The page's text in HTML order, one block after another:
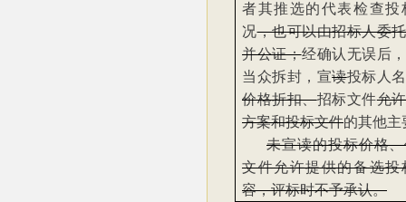
者其推选的代表检查投
况，也可以由招标人委
并公证；经确认无误后
当众拆封，宣读投标人
价格折扣、招标文件允
方案和投标文件的其他主
未宣读的投标价格
文件允许提供的备选投
容，评标时不予承认。